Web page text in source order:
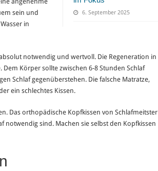
6. September 2025
sein und
in
notwendig und wertvoll. Die Regeneration in
Körper sollte zwischen 6-8 Stunden Schlaf
Schlaf gegenüberstehen. Die falsche Matratze,
ein schlechtes Kissen.
Das orthopädische Kopfkissen von Schlafmeitster
notwendig sind. Machen sie selbst den Kopfkissen